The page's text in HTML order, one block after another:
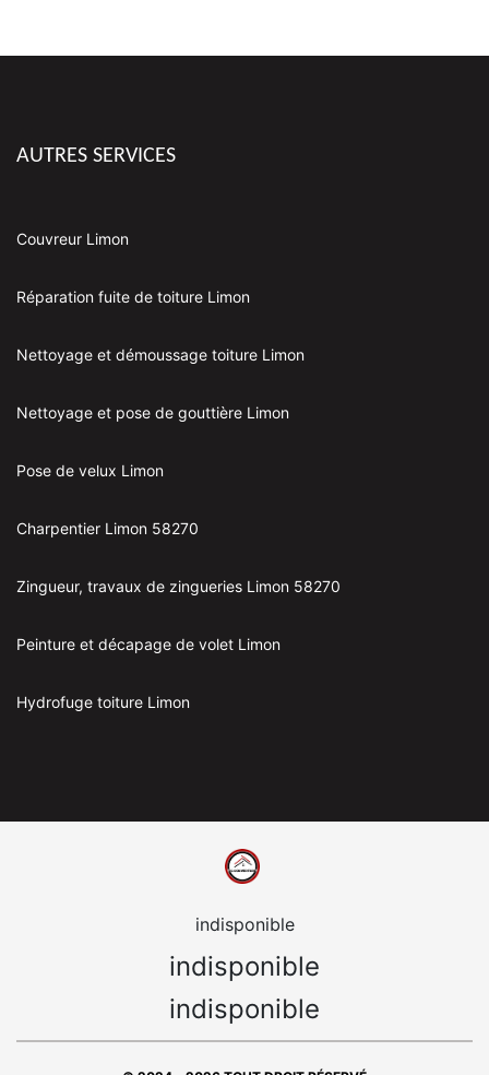
AUTRES SERVICES
Couvreur Limon
Réparation fuite de toiture Limon
Nettoyage et démoussage toiture Limon
Nettoyage et pose de gouttière Limon
Pose de velux Limon
Charpentier Limon 58270
Zingueur, travaux de zingueries Limon 58270
Peinture et décapage de volet Limon
Hydrofuge toiture Limon
indisponible
indisponible
indisponible